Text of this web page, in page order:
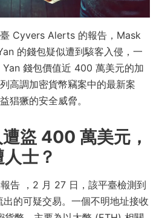
Cyvers Alerts 的報告，Mask
的錢包疑似遭到駭客入侵，一
錢包價值近 400 萬美元的加
高調加密貨幣竊案中的最新案
猖獗的安全威脅。
盜 400 萬美元，
士？
告 ，2 月 27 日，該平臺檢測到
的可疑交易。一個不明地址接收